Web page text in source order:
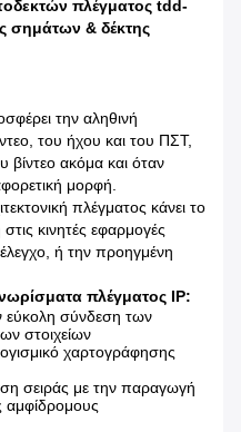
πλέγματος tdd-
σημάτων & δέκτης
την αληθινή
του ήχου και του ΠΣΤ,
βίντεο ακόμα και όταν
μορφή.
πλέγματος κάνει το
κινητές εφαρμογές
ή την προηγμένη
πλέγματος IP:
εύκολη σύνδεση των
στοιχείων
χαρτογράφησης
σειράς με την παραγωγή
αμφίδρομους